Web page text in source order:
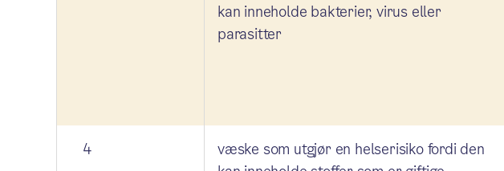
kan inneholde bakterier, virus eller
parasitter
4
væske som utgjør en helserisiko fordi den